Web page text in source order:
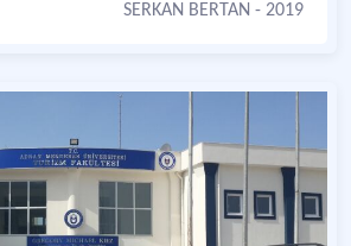
SERKAN BERTAN - 2019